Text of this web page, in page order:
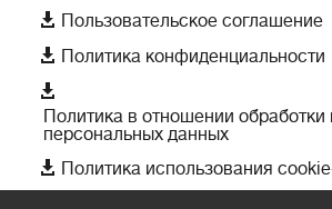
 Пользовательское соглашение
 Политика конфиденциальности

Политика в отношении
персональных данных
 Политика использования